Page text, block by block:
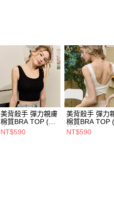
美背殺手 彈力親膚
棉質BRA TOP (顯
瘦黑)(M-3L)
NT$590
美背殺手 彈力
棉質BRA TOP (
粹白)(M-3L)
NT$590